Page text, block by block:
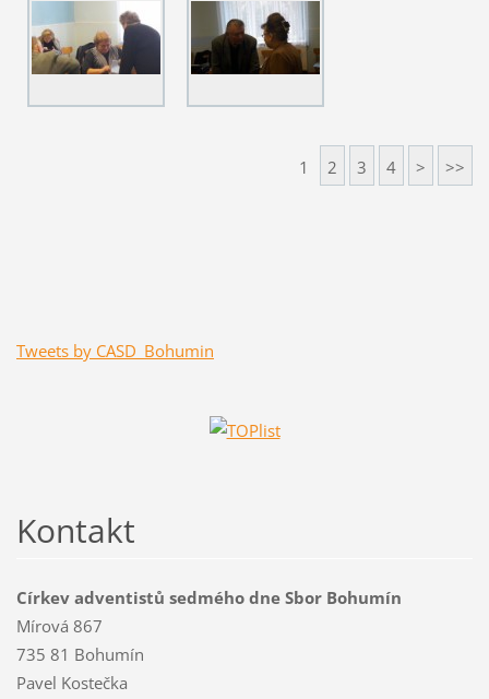
1 2 3 4 > >>
Tweets by CASD_Bohumin
Kontakt
Církev adventistů sedmého dne Sbor Bohumín
Mírová 867
735 81 Bohumín
Pavel Kostečka